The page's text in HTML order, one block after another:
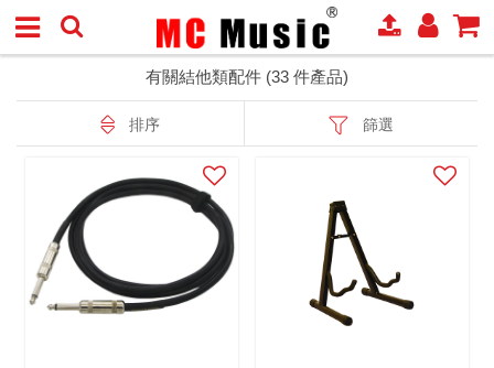
有關結他類配件 (33 件產品)
排序 篩選